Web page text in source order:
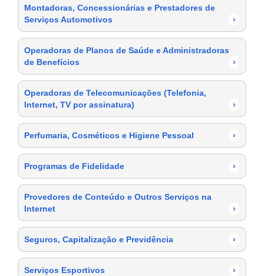
Montadoras, Concessionárias e Prestadores de
Serviços Automotivos
›
Operadoras de Planos de Saúde e Administradoras
de Benefícios
›
Operadoras de Telecomunicações (Telefonia,
Internet, TV por assinatura)
›
Perfumaria, Cosméticos e Higiene Pessoal ›
Programas de Fidelidade ›
Provedores de Conteúdo e Outros Serviços na
Internet
›
Seguros, Capitalização e Previdência ›
Serviços Esportivos ›